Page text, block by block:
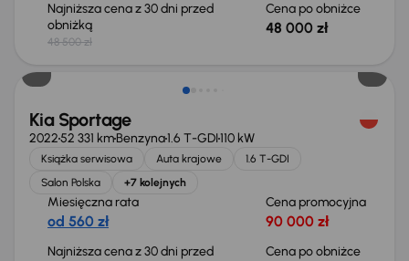
Najniższa cena z 30 dni przed
obniżką
48 500 zł
Cena po obniżce
48 000 zł
Taniej o 2 000 zł
Kia Sportage
202252 331 kmBenzyna1.6 T-GDI110 kW
Książka serwisowa Auta krajowe
1.6 T-GDI
Salon Polska
+7 kolejnych
Miesięczna rata
od 560 zł
Cena promocyjna
90 000 zł
Najniższa cena z 30 dni przed
Cena po obniżce